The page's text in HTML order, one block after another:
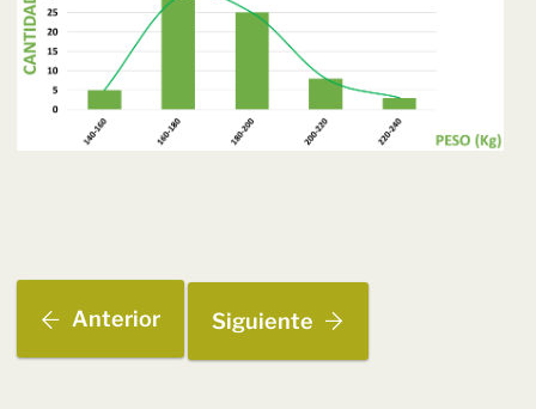
Anterior Siguiente